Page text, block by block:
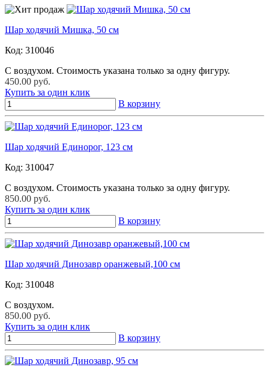
Шар ходячий Мишка, 50 см
Код: 310046
С воздухом. Стоимость указана только за одну фигуру.
450.00 руб.
Купить за один клик
В корзину
Шар ходячий Единорог, 123 см
Код: 310047
С воздухом. Стоимость указана только за одну фигуру.
850.00 руб.
Купить за один клик
В корзину
Шар ходячий Динозавр оранжевый,100 см
Код: 310048
С воздухом.
850.00 руб.
Купить за один клик
В корзину